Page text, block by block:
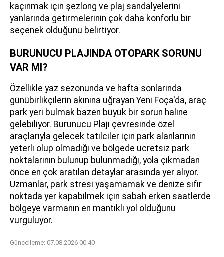
kaçınmak için şezlong ve plaj sandalyelerini
yanlarında getirmelerinin çok daha konforlu bir
seçenek olduğunu belirtiyor.
BURUNUCU PLAJINDA OTOPARK SORUNU
VAR MI?
Özellikle yaz sezonunda ve hafta sonlarında
günübirlikçilerin akınına uğrayan Yeni Foça'da, araç
park yeri bulmak bazen büyük bir sorun haline
gelebiliyor. Burunucu Plajı çevresinde özel
araçlarıyla gelecek tatilciler için park alanlarının
yeterli olup olmadığı ve bölgede ücretsiz park
noktalarının bulunup bulunmadığı, yola çıkmadan
önce en çok aratılan detaylar arasında yer alıyor.
Uzmanlar, park stresi yaşamamak ve denize sıfır
noktada yer kapabilmek için sabah erken saatlerde
bölgeye varmanın en mantıklı yol olduğunu
vurguluyor.
Güncelleme: 07.08.2026 00:40